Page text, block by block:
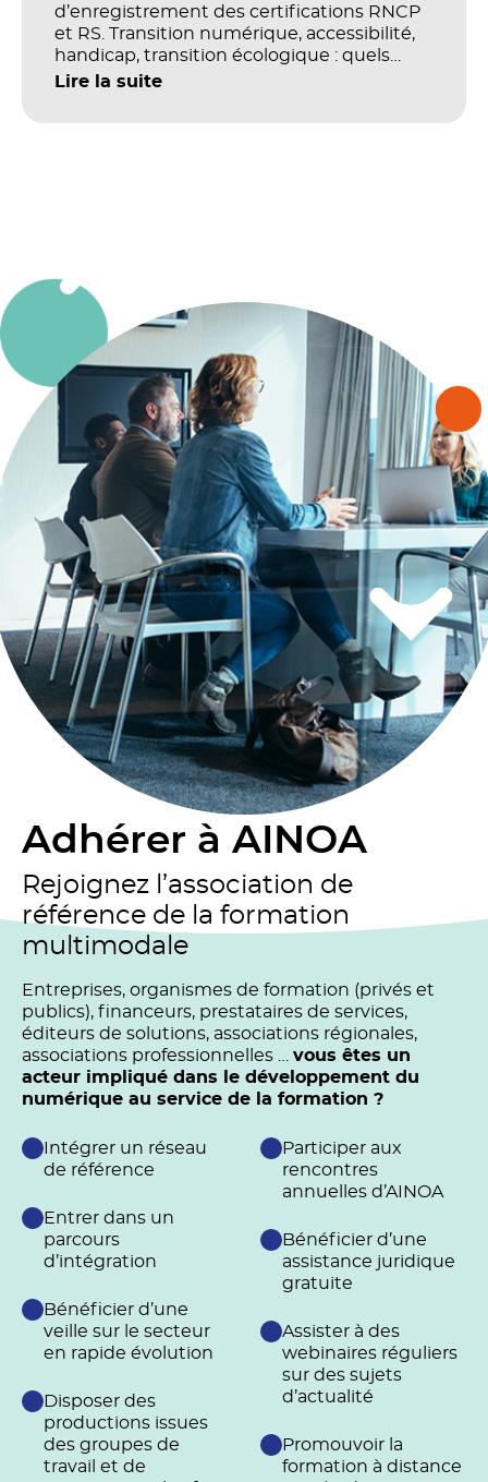
d’enregistrement des certifications RNCP
et RS. Transition numérique, accessibilité,
handicap, transition écologique : quels
impacts concrets pour les référentiels dans
Lire la suite
Adhérer à AINOA
Rejoignez l’association de
référence de la formation
multimodale
Entreprises, organismes de formation (privés et
publics), financeurs, prestataires de services,
éditeurs de solutions, associations régionales,
associations professionnelles … vous êtes un
acteur impliqué dans le développement du
numérique au service de la formation ?
Intégrer un réseau
de référence
Entrer dans un
parcours
d’intégration
Bénéficier d’une
veille sur le secteur
en rapide évolution
Disposer des
productions issues
des groupes de
travail et de
Participer aux
rencontres
annuelles d’AINOA
Bénéficier d’une
assistance juridique
gratuite
Assister à des
webinaires réguliers
sur des sujets
d’actualité
Promouvoir la
formation à distance